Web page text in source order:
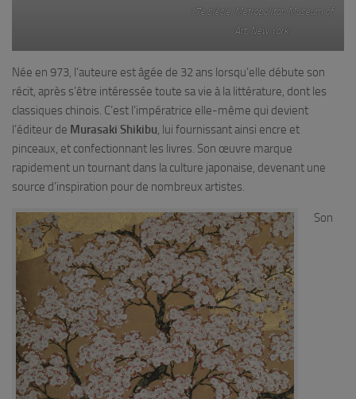
17e siècle. Metropolitan Museum of
Art, New York
Née en 973, l’auteure est âgée de 32 ans lorsqu’elle débute son
récit, après s’être intéressée toute sa vie à la littérature, dont les
classiques chinois. C’est l’impératrice elle-même qui devient
l’éditeur de Murasaki Shikibu, lui fournissant ainsi encre et
pinceaux, et confectionnant les livres. Son œuvre marque
rapidement un tournant dans la culture japonaise, devenant une
source d’inspiration pour de nombreux artistes.
Son